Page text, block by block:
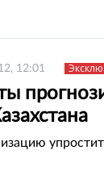
12:01